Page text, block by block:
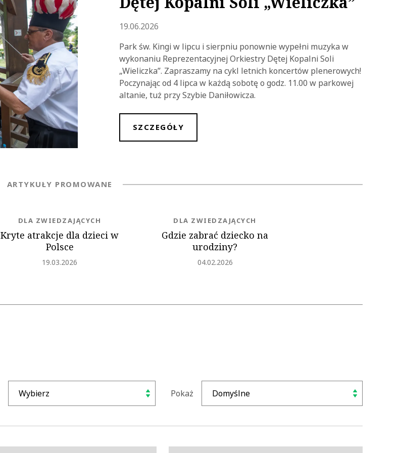
Dodano
19.06.2026
Park św. Kingi w lipcu i sierpniu ponownie wypełni muzyka w
wykonaniu Reprezentacyjnej Orkiestry Dętej Kopalni Soli
„Wieliczka”. Zapraszamy na cykl letnich koncertów plenerowych!
Poczynając od 4 lipca w każdą sobotę o godz. 11.00 w parkowej
altanie, tuż przy Szybie Daniłowicza.
SZCZEGÓŁY
ARTYKUŁY PROMOWANE
Kryte atrakcje dla dzieci w
Polsce
NEWS.CATEGORY
DLA ZWIEDZAJĄCYCH
Dodano
19.03.2026
Gdzie zabrać dziecko na
urodziny?
NEWS.CATEGORY
DLA ZWIEDZAJĄCYCH
Dodano
04.02.2026
Pokaż